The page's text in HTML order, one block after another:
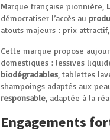
Marque française pionnière,
démocratiser l’accès au
atouts majeurs : prix
Cette marque propose
domestiques : lessives
biodégradables , tablettes
shampoings adaptés aux
responsable , adaptée à la
Engagements